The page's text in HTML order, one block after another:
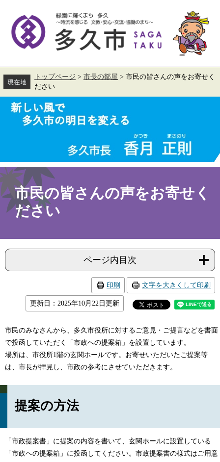
す。
し
て
トップページ > 市長の部屋 > 市民の皆さんの声をお寄せく
ださい
本
文
市民の皆さんの声をお寄せく
ださい
ページ内目次
印刷 文字を大きくして印刷
更新日：2025年10月22日更新
市民のみなさんから、多久市役所に対するご意見・ご提言などを書面
で投函していただく「市政への提案箱」を設置しています。
場所は、市役所1階の玄関ホールです。お寄せいただいたご提案等
は、市長が拝見し、市政の参考にさせていただきます。
提案の方法
「市政提案書」に提案の内容を書いて、玄関ホールに設置している
「市政への提案箱」に投函してください。市政提案書の様式はご用意